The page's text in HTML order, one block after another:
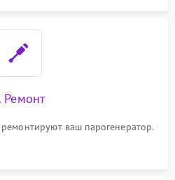
Ремонт
ваш парогенератор.